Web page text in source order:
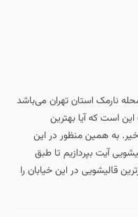
نارمک استان تهران می‌باشد
است که آیا بهترین
به همین منظور در این
آیت بپردازیم تا طبق
قالیشویی در این خیابان را